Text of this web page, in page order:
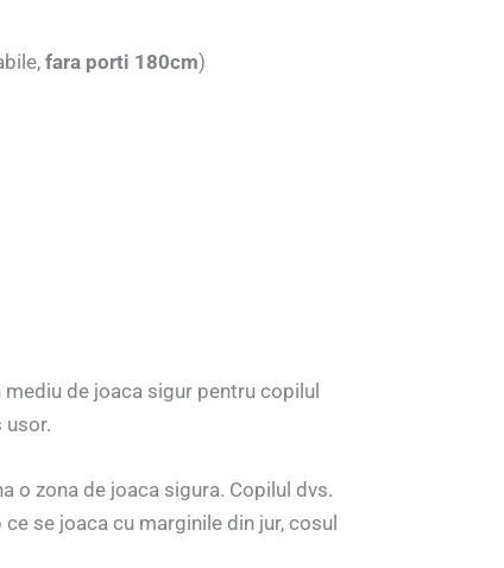
fara porti 180cm)
de joaca sigur pentru copilul
usor.
o zona de joaca sigura. Copilul dvs.
se joaca cu marginile din jur, cosul